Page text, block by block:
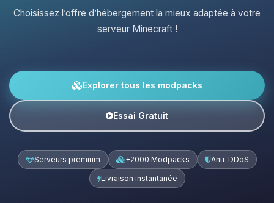
Choisissez l’offre d’hébergement la mieux adaptée à votre
serveur Minecraft !
Explorer tous les modpacks
Essai Gratuit
Serveurs premium +2000 Modpacks Anti-DDoS
Livraison instantanée